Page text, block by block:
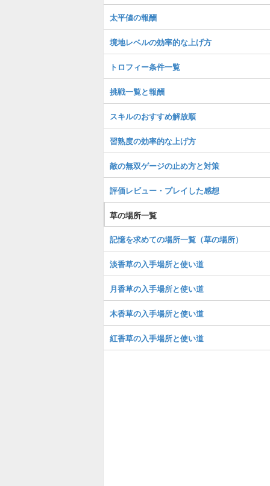
太平値の報酬
境地レベルの効率的な上げ方
トロフィー条件一覧
挑戦一覧と報酬
スキルのおすすめ解放順
習熟度の効率的な上げ方
敵の無双ゲージの止め方と対策
評価レビュー・プレイした感想
草の場所一覧
記憶を求めての場所一覧（草の場所）
淡香草の入手場所と使い道
月香草の入手場所と使い道
木香草の入手場所と使い道
紅香草の入手場所と使い道